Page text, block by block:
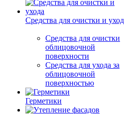
Средства для очистки и
Средства для очистки
облицовочной
поверхности
Средства для ухода за
облицовочной
поверхностью
Герметики